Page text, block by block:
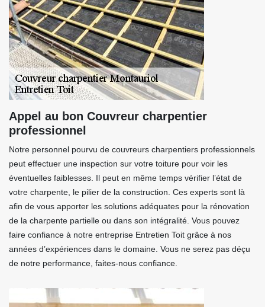
Appel au bon Couvreur charpentier
professionnel
Notre personnel pourvu de couvreurs charpentiers professionnels
peut effectuer une inspection sur votre toiture pour voir les
éventuelles faiblesses. Il peut en même temps vérifier l’état de
votre charpente, le pilier de la construction. Ces experts sont là
afin de vous apporter les solutions adéquates pour la rénovation
de la charpente partielle ou dans son intégralité. Vous pouvez
faire confiance à notre entreprise Entretien Toit grâce à nos
années d’expériences dans le domaine. Vous ne serez pas déçu
de notre performance, faites-nous confiance.